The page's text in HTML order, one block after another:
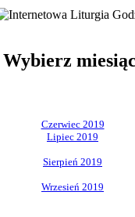
Wybierz
Czerwiec 2019
Lipiec 2019
Sierpień 2019
Wrzesień 2019